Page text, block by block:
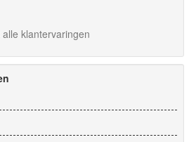
alle klantervaringen